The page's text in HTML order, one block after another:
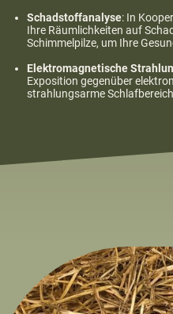
Schadstoffanalyse: In
Ihre Räumlichkeiten auf
Schimmelpilze, um
Elektromagnetische
Exposition gegenüber
strahlungsarme